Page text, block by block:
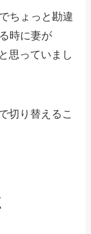
ちょっと勘違
時に妻が
思っていまし
切り替えるこ